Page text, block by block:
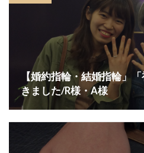
【婚約指輪・結婚指輪」
きました/R様・A様